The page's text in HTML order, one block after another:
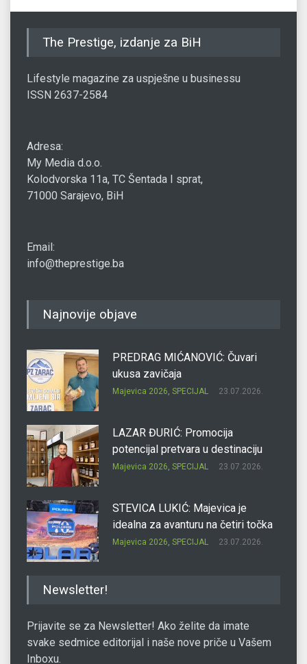
The Prestige, izdanje za BiH
Lifestyle magazine za uspješne u businessu
ISSN 2637-2584
Adresa:
My Media d.o.o.
Kolodvorska 11a, TC Šentada I sprat,
71000 Sarajevo, BiH
Email:
info@theprestige.ba
Najnovije objave
PREDRAG MIĆANOVIĆ: Čuvari
ukusa zavičaja
Majevica 2026, SPECIJAL 23.07.2026.
LAZAR ĐURIĆ: Promocija
potencijal pretvara u destinaciju
Majevica 2026, SPECIJAL 23.07.2026.
STEVICA LUKIĆ: Majevica je
idealna za avanturu na četiri točka
Majevica 2026, SPECIJAL 23.07.2026.
Newsletter!
Prijavite se za Newsletter! Ako želite da imate
svake sedmice editorijal i naše nove priče u Vašem
Inboxu.